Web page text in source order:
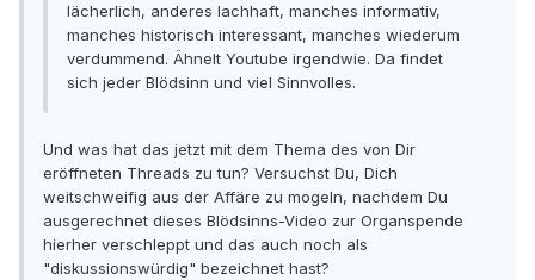
lächerlich, anderes lachhaft, manches informativ,
manches historisch interessant, manches wiederum
verdummend. Ähnelt Youtube irgendwie. Da findet
sich jeder Blödsinn und viel Sinnvolles.
Und was hat das jetzt mit dem Thema des von Dir
eröffneten Threads zu tun? Versuchst Du, Dich
weitschweifig aus der Affäre zu mogeln, nachdem Du
ausgerechnet dieses Blödsinns-Video zur Organspende
hierher verschleppt und das auch noch als
"diskussionswürdig" bezeichnet hast?